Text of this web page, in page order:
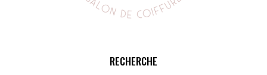
RECHERCHE